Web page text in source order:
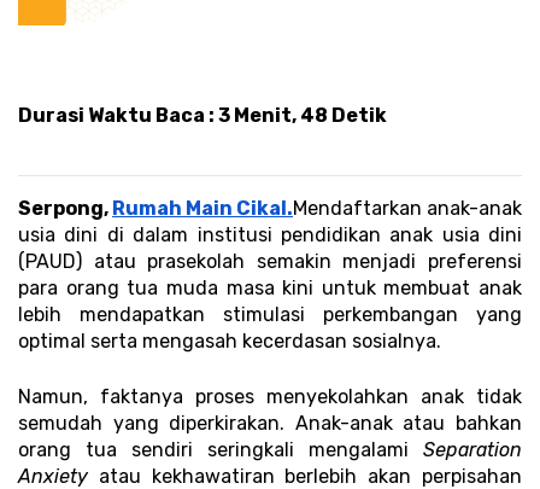
Durasi Waktu Baca : 3 Menit, 48 Detik
Serpong, Rumah Main Cikal.Mendaftarkan anak-anak
usia dini di dalam institusi pendidikan anak usia dini
(PAUD) atau prasekolah semakin menjadi preferensi
para orang tua muda masa kini untuk membuat anak
lebih mendapatkan stimulasi perkembangan yang
optimal serta mengasah kecerdasan sosialnya.
Namun, faktanya proses menyekolahkan anak tidak
semudah yang diperkirakan. Anak-anak atau bahkan
orang tua sendiri seringkali mengalami Separation
Anxiety atau kekhawatiran berlebih akan perpisahan